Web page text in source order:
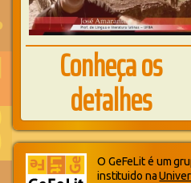
Conheça os
detalhes
O GeFeLit é um
instituido na